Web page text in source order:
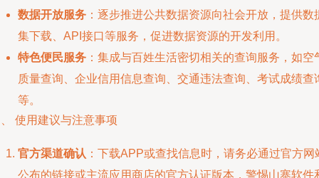
数据开放服务 ：逐步推进公共数据资源向社会开放，提供数
集下载、API接口等服务，促进数据资源的开发利用。
特色便民服务 ：集成与百姓生活密切相关的查询服务，如空
质量查询、企业信用信息查询、交通违法查询、考试成绩查
等。
使用建议与注意事项
官方渠道确认 ：下载APP或查找信息时，请务必通过官方网
公布的链接或主流应用商店的官方认证版本，警惕山寨软件